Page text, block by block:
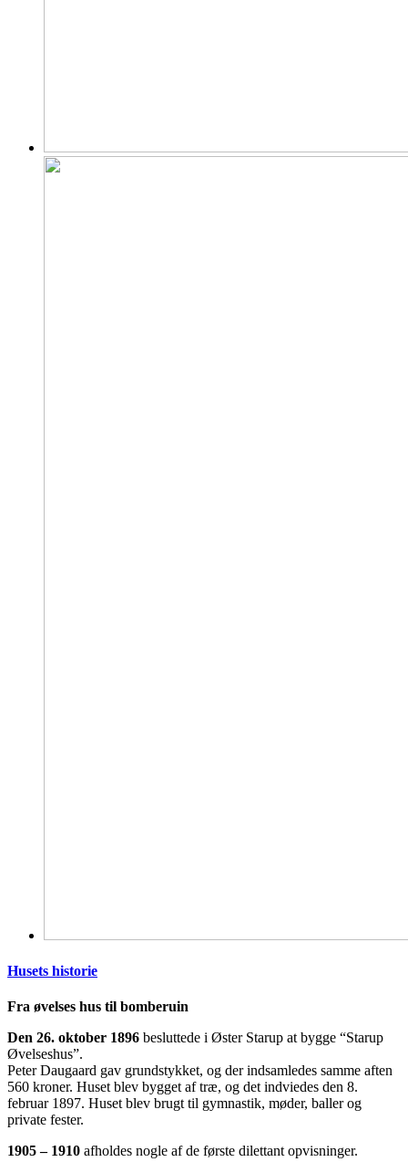
Husets historie
Fra øvelses hus til bomberuin
Den 26. oktober 1896 besluttede i Øster Starup at bygge “Starup
Øvelseshus”.
Peter Daugaard gav grundstykket, og der indsamledes samme aften
560 kroner. Huset blev bygget af træ, og det indviedes den 8.
februar 1897. Huset blev brugt til gymnastik, møder, baller og
private fester.
1905 – 1910 afholdes nogle af de første dilettant opvisninger.